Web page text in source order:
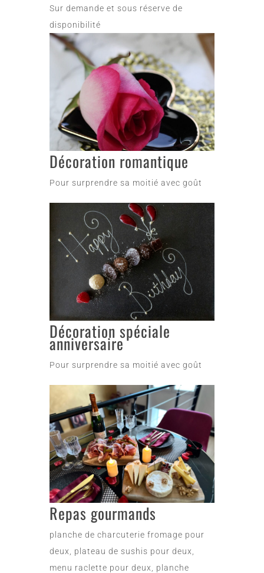
Sur demande et sous réserve de
disponibilité
Décoration romantique
Pour surprendre sa moitié avec goût
Décoration spéciale
anniversaire
Pour surprendre sa moitié avec goût
Repas gourmands
planche de charcuterie fromage pour
deux, plateau de sushis pour deux,
menu raclette pour deux, planche